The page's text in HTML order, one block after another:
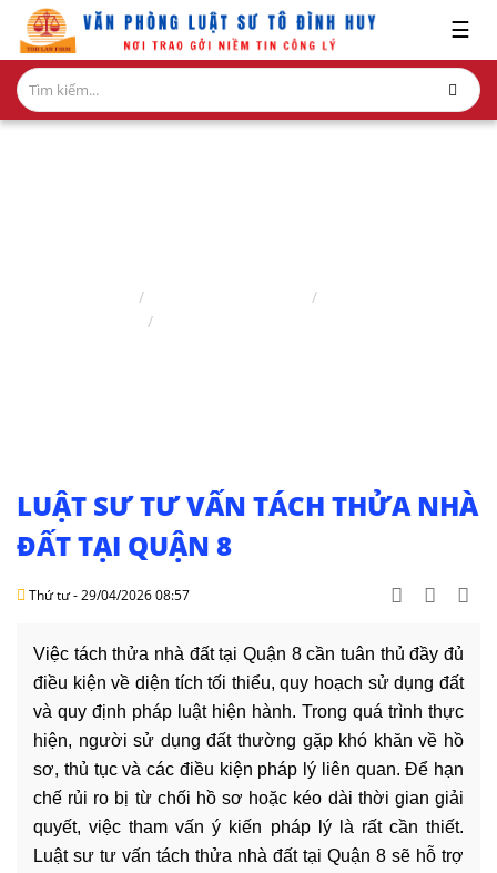
GIỚI
THIỆU
DỊCH
VỤ
BẢN
THỦ
TỤC
LIÊN
HỆ
☰
LUẬT SƯ TƯ VẤN TÁCH THỬA NHÀ
ĐẤT TẠI QUẬN 8
Thứ tư - 29/04/2026 08:57
Việc tách thửa nhà đất tại Quận 8 cần tuân thủ đầy đủ
điều kiện về diện tích tối thiểu, quy hoạch sử dụng đất
và quy định pháp luật hiện hành. Trong quá trình thực
hiện, người sử dụng đất thường gặp khó khăn về hồ
sơ, thủ tục và các điều kiện pháp lý liên quan. Để hạn
chế rủi ro bị từ chối hồ sơ hoặc kéo dài thời gian giải
quyết, việc tham vấn ý kiến pháp lý là rất cần thiết.
Luật sư tư vấn tách thửa nhà đất tại Quận 8 sẽ hỗ trợ